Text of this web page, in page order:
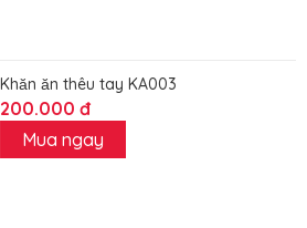
Khăn ăn thêu tay KA003
200.000 đ
Mua ngay